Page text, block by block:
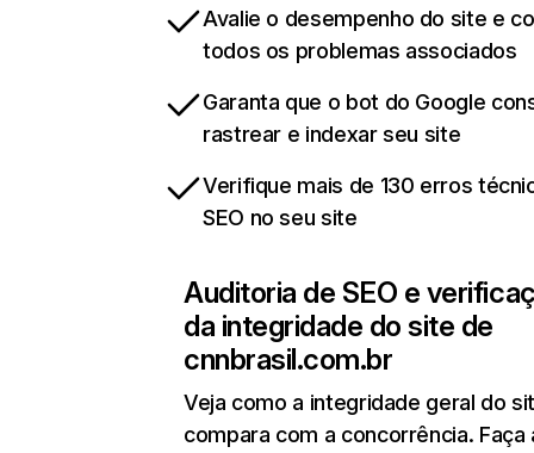
Avalie o desempenho do site e
todos os problemas associados
Garanta que o bot do Google
rastrear e indexar seu site
Verifique mais de 130 erros
SEO no seu site
Auditoria de SEO e
da integridade do site de
cnnbrasil.com.br
Veja como a integridade geral do
compara com a concorrência. Faça